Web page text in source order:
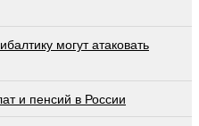
могут атаковать
и пенсий в России